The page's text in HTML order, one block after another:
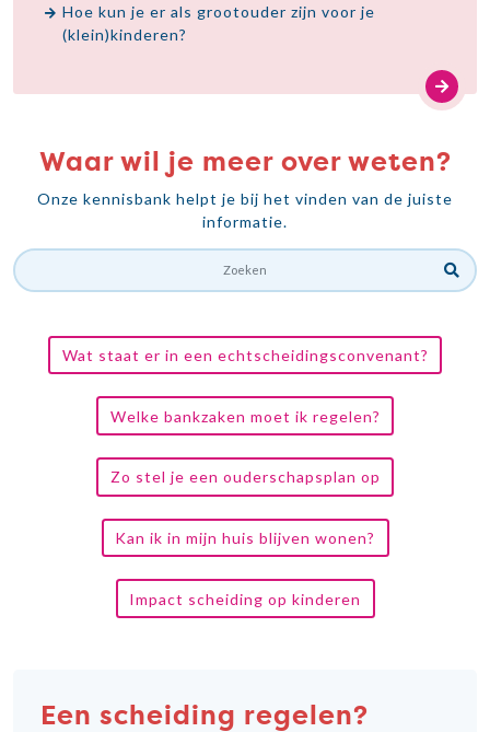
Hoe kun je er als grootouder zijn voor je
(klein)kinderen?
Waar wil je meer over weten?
Onze kennisbank helpt je bij het vinden van de juiste
informatie.
Wat staat er in een echtscheidingsconvenant?
Welke bankzaken moet ik regelen?
Zo stel je een ouderschapsplan op
Kan ik in mijn huis blijven wonen?
Impact scheiding op kinderen
Een scheiding regelen?